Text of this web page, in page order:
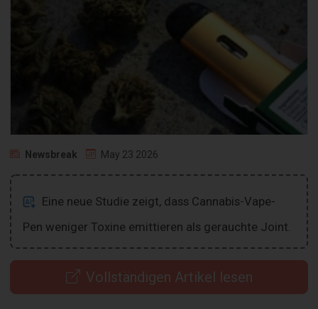
Newsbreak May 23 2026
Eine neue Studie zeigt, dass Cannabis-Vape-
Pen weniger Toxine emittieren als gerauchte Joint.
Vollständigen Artikel lesen